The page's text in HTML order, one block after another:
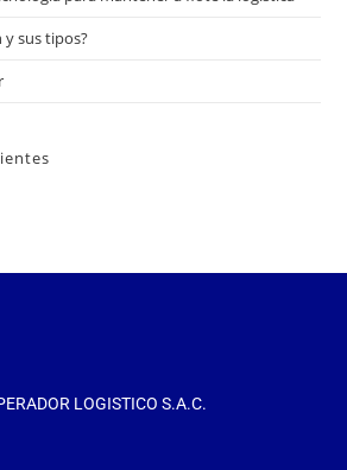
y sus tipos?
LOGISTICO S.A.C.